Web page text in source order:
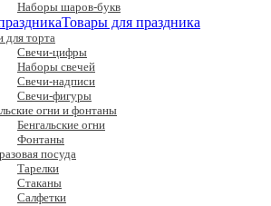
Наборы шаров-букв
Товары для праздника
для торта
Свечи-цифры
Наборы свечей
Свечи-надписи
Свечи-фигуры
огни и фонтаны
Бенгальские огни
Фонтаны
посуда
Тарелки
Стаканы
Салфетки